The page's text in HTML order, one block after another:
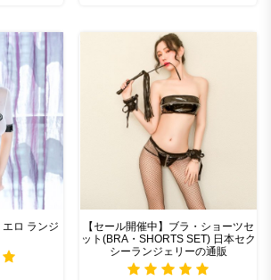
ロ ランジ
【セール開催中】ブラ・ショーツセ
ット(BRA・SHORTS SET) 日本セク
シーランジェリーの通販